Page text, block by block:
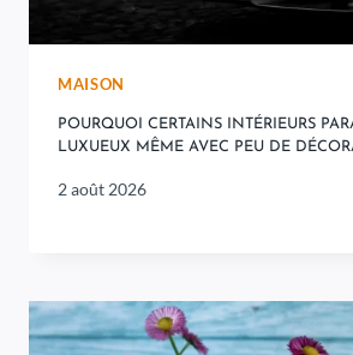
MAISON
POURQUOI CERTAINS INTÉRIEURS
LUXUEUX MÊME AVEC PEU DE
2 août 2026